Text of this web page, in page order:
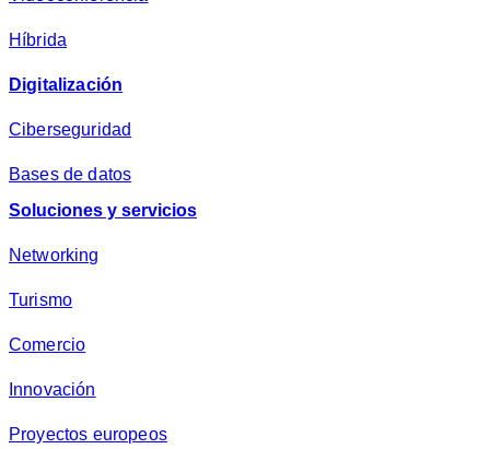
*
Híbrida
Digitalización
Ciberseguridad
Bases de datos
Soluciones y servicios
Networking
Turismo
Comercio
Innovación
Proyectos europeos